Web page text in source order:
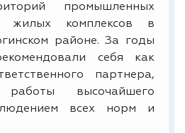
промышленных
жилых комплексов в
районе. За годы
себя как
партнера,
работы высочайшего
всех норм и